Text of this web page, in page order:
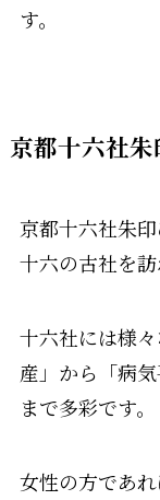
す。
京都十六社朱
京都十六社朱
十六の古社を訪
十六社には様
産」から「病
まで多彩です。
女性の方であ